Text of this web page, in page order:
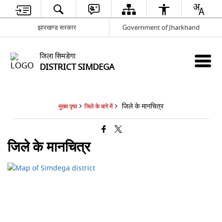
झारखण्ड सरकार Government of Jharkhand
जिला सिमडेगा
DISTRICT SIMDEGA
मुख्य पृष्ठ जिले के बारे में जिले के मानचित्र
जिले के मानचित्र